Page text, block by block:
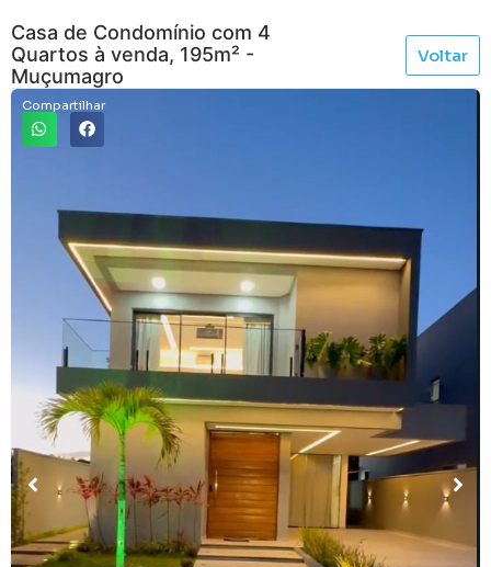
Casa de Condomínio com 4
Quartos à venda, 195m² -
Muçumagro
Voltar
Compartilhar